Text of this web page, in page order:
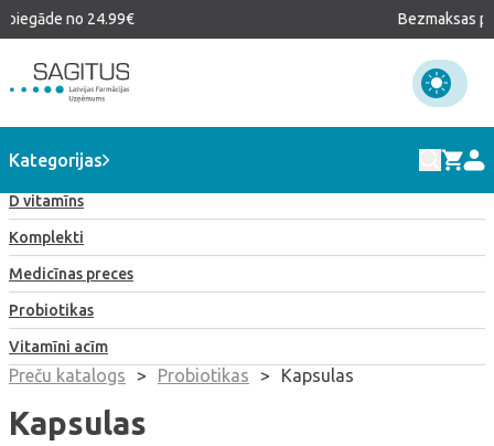
piegāde no 24.99€ Bezmaksas
Kategorijas
Visi produkti
D vitamīns
Komplekti
Medicīnas preces
Probiotikas
Vitamīni acīm
Preču katalogs > Probiotikas > Kapsulas
Kapsulas